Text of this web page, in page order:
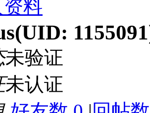
料
(UID:
未验证
未认证